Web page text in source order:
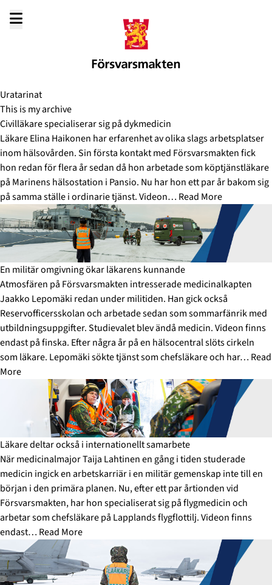
Uratarinat
This is my archive
Civilläkare specialiserar sig på dykmedicin
Läkare Elina Haikonen har erfarenhet av olika slags arbetsplatser
inom hälsovården. Sin första kontakt med Försvarsmakten fick
hon redan för flera år sedan då hon arbetade som köptjänstläkare
på Marinens hälsostation i Pansio. Nu har hon ett par år bakom sig
på samma ställe i ordinarie tjänst. Videon… Read More
En militär omgivning ökar läkarens kunnande
Atmosfären på Försvarsmakten intresserade medicinalkapten
Jaakko Lepomäki redan under militiden. Han gick också
Reservofficersskolan och arbetade sedan som sommarfänrik med
utbildningsuppgifter. Studievalet blev ändå medicin. Videon finns
endast på finska. Efter några år på en hälsocentral slöts cirkeln
som läkare. Lepomäki sökte tjänst som chefsläkare och har… Read
More
Läkare deltar också i internationellt samarbete
När medicinalmajor Taija Lahtinen en gång i tiden studerade
medicin ingick en arbetskarriär i en militär gemenskap inte till en
början i den primära planen. Nu, efter ett par årtionden vid
Försvarsmakten, har hon specialiserat sig på flygmedicin och
arbetar som chefsläkare på Lapplands flygflottilj. Videon finns
endast… Read More